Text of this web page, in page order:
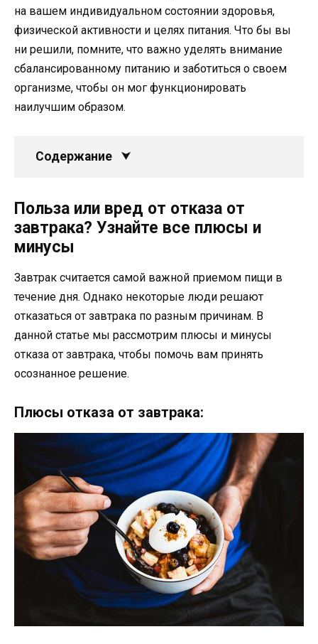
на вашем индивидуальном состоянии здоровья,
физической активности и целях питания. Что бы вы
ни решили, помните, что важно уделять внимание
сбалансированному питанию и заботиться о своем
организме, чтобы он мог функционировать
наилучшим образом.
Содержание
Польза или вред от отказа от
завтрака? Узнайте все плюсы и
минусы
Завтрак считается самой важной приемом пищи в
течение дня. Однако некоторые люди решают
отказаться от завтрака по разным причинам. В
данной статье мы рассмотрим плюсы и минусы
отказа от завтрака, чтобы помочь вам принять
осознанное решение.
Плюсы отказа от завтрака: